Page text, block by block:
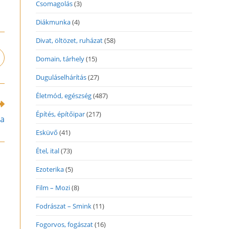
Csomagolás(3)
Diákmunka(4)
Divat, öltözet, ruházat(58)
Domain, tárhely(15)
Duguláselhárítás(27)
Életmód, egészség(487)
Építés, építőipar(217)
Esküvő (41)
Étel, ital(73)
Ezoterika(5)
Film – Mozi(8)
Fodrászat – Smink(11)
Fogorvos, fogászat(16)